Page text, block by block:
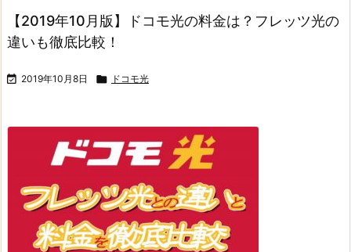
【2019年10月版】ドコモ光の料金は？フレッツ光の
違いも徹底比較！
 2019年10月8日  ドコモ光